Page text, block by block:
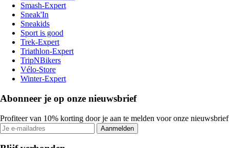
Smash-Expert
Sneak'In
Sneakids
Sport is good
Trek-Expert
Triathlon-Expert
TripNBikers
Vélo-Store
Winter-Expert
Abonneer je op onze nieuwsbrief
Profiteer van 10% korting door je aan te melden voor onze nieuwsbrief
Aanmelden